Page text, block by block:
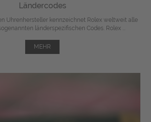
Ländercodes
Uhrenhersteller kennzeichnet Rolex weltweit alle
länderspezifischen Codes. Rolex ...
MEHR